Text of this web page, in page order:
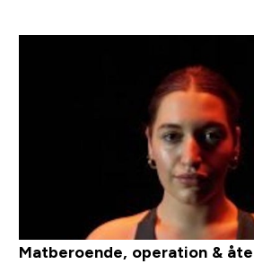
Matberoende, operation &